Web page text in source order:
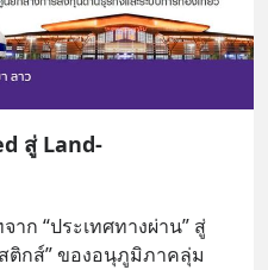
สู่ Land-
าก “ประเทศทางผ่าน” สู่
ติกส์” ของอนุภูมิภาคลุ่ม